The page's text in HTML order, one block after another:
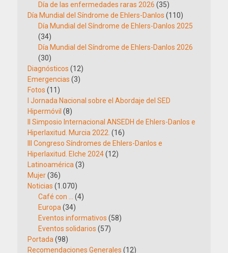
Día de las enfermedades raras 2026 (35)
Día Mundial del Síndrome de Ehlers-Danlos (110)
Día Mundial del Síndrome de Ehlers-Danlos 2025
(34)
Día Mundial del Síndrome de Ehlers-Danlos 2026
(30)
Diagnósticos (12)
Emergencias (3)
Fotos (11)
I Jornada Nacional sobre el Abordaje del SED
Hipermóvil (8)
II Simposio Internacional ANSEDH de Ehlers-Danlos e
Hiperlaxitud. Murcia 2022. (16)
III Congreso Síndromes de Ehlers-Danlos e
Hiperlaxitud. Elche 2024(12)
Latinoamérica (3)
Mujer(36)
Noticias (1.070)
Café con …
(4)
Europa (34)
Eventos informativos (58)
Eventos solidarios (57)
Portada (98)
Recomendaciones Generales (12)